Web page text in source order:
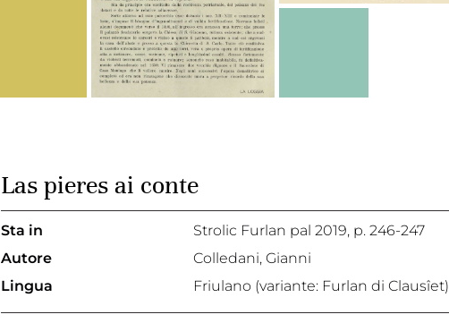
Las pieres ai conte
Sta in Strolic Furlan pal 2019, p. 246-247
Autore
Colledani, Gianni
Lingua
Friulano (variante: Furlan di Clausîet)